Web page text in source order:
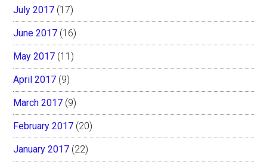
July 2017 (17)
June 2017 (16)
May 2017 (11)
April 2017 (9)
March 2017 (9)
February 2017 (20)
January 2017 (22)